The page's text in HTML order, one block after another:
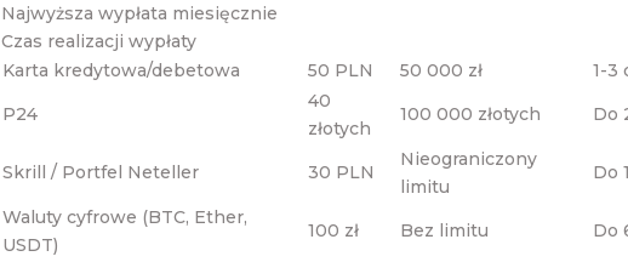
Najwyższa wypłata miesięcznie
Czas realizacji wypłaty
Karta kredytowa/debetowa
50 PLN 50 000 zł
1-3
P24
40
złotych
100 000 złotych Do
Skrill / Portfel Neteller 30 PLN
Nieograniczony
limitu
Do
Waluty cyfrowe (BTC, Ether,
USDT)
100 zł Bez limitu Do